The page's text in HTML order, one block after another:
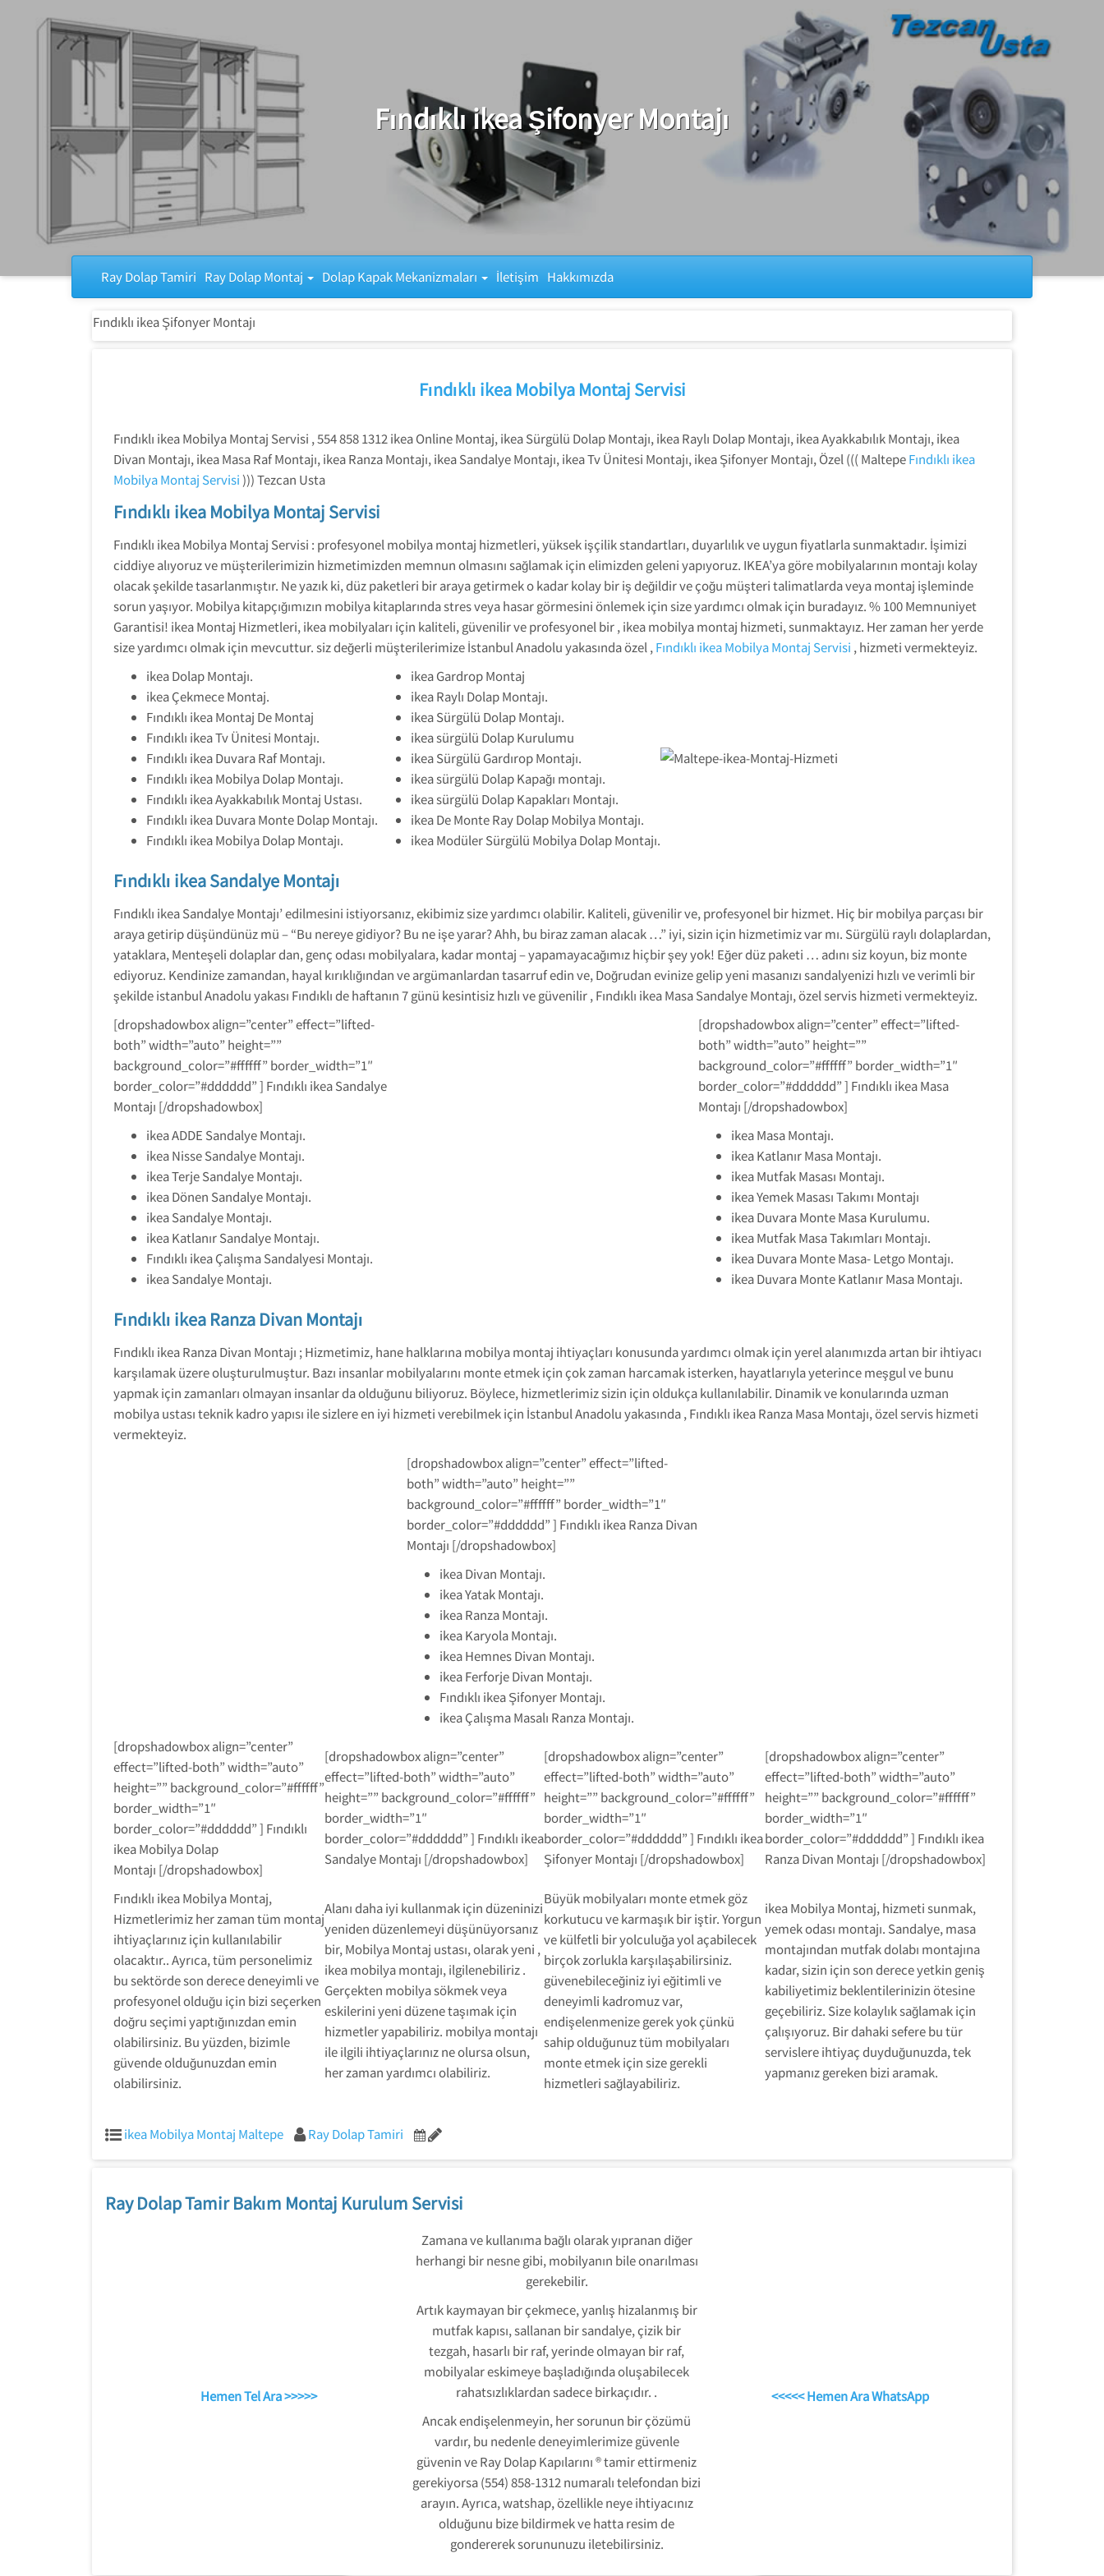
Fındıklı ikea Şifonyer Montajı
Ray Dolap Tamiri Ray Dolap Montaj Dolap Kapak Mekanizmaları İletişim Hakkımızda
Fındıklı ikea Şifonyer Montajı
Fındıklı ikea Mobilya Montaj Servisi
Fındıklı ikea Mobilya Montaj Servisi , 554 858 1312 ikea Online Montaj, ikea Sürgülü Dolap Montajı, ikea Raylı Dolap Montajı, ikea Ayakkabılık Montajı, ikea
Divan Montajı, ikea Masa Raf Montajı, ikea Ranza Montajı, ikea Sandalye Montajı, ikea Tv Ünitesi Montajı, ikea Şifonyer Montajı, Özel ((( MaltepeFındıklı ikea
Mobilya Montaj Servisi))) Tezcan Usta
Fındıklı ikea Mobilya Montaj Servisi
Fındıklı ikea Mobilya Montaj Servisi : profesyonel mobilya montaj hizmetleri, yüksek işçilik standartları, duyarlılık ve uygun fiyatlarla sunmaktadır. İşimizi
ciddiye alıyoruz ve müşterilerimizin hizmetimizden memnun olmasını sağlamak için elimizden geleni yapıyoruz. IKEA’ya göre mobilyalarının montajı kolay
olacak şekilde tasarlanmıştır. Ne yazık ki, düz paketleri bir araya getirmek o kadar kolay bir iş değildir ve çoğu müşteri talimatlarda veya montaj işleminde
sorun yaşıyor. Mobilya kitapçığımızın mobilya kitaplarında stres veya hasar görmesini önlemek için size yardımcı olmak için buradayız. % 100 Memnuniyet
Garantisi! ikea Montaj Hizmetleri, ikea mobilyaları için kaliteli, güvenilir ve profesyonel bir , ikea mobilya montaj hizmeti, sunmaktayız. Her zaman her yerde
size yardımcı olmak için mevcuttur. siz değerli müşterilerimize İstanbul Anadolu yakasında özel , Fındıklı ikea Mobilya Montaj Servisi , hizmeti vermekteyiz.
ikea Dolap Montajı.
ikea Çekmece Montaj.
Fındıklı ikea Montaj De Montaj
Fındıklı ikea Tv Ünitesi Montajı.
Fındıklı ikea Duvara Raf Montajı.
Fındıklı ikea Mobilya Dolap Montajı.
Fındıklı ikea Ayakkabılık Montaj Ustası.
Fındıklı ikea Duvara Monte Dolap Montajı.
Fındıklı ikea Mobilya Dolap Montajı.
ikea Gardrop Montaj
ikea Raylı Dolap Montajı.
ikea Sürgülü Dolap Montajı.
ikea sürgülü Dolap Kurulumu
ikea Sürgülü Gardırop Montajı.
ikea sürgülü Dolap Kapağı montajı.
ikea sürgülü Dolap Kapakları Montajı.
ikea De Monte Ray Dolap Mobilya Montajı.
ikea Modüler Sürgülü Mobilya Dolap Montajı.
Fındıklı ikea Sandalye Montajı
Fındıklı ikea Sandalye Montajı’ edilmesini istiyorsanız, ekibimiz size yardımcı olabilir. Kaliteli, güvenilir ve, profesyonel bir hizmet. Hiç bir mobilya parçası bir
araya getirip düşündünüz mü – “Bu nereye gidiyor? Bu ne işe yarar? Ahh, bu biraz zaman alacak …” iyi, sizin için hizmetimiz var mı. Sürgülü raylı dolaplardan,
yataklara, Menteşeli dolaplar dan, genç odası mobilyalara, kadar montaj – yapamayacağımız hiçbir şey yok! Eğer düz paketi … adını siz koyun, biz monte
ediyoruz. Kendinize zamandan, hayal kırıklığından ve argümanlardan tasarruf edin ve, Doğrudan evinize gelip yeni masanızı sandalyenizi hızlı ve verimli bir
şekilde istanbul Anadolu yakası Fındıklı de haftanın 7 günü kesintisiz hızlı ve güvenilir , Fındıklı ikea Masa Sandalye Montajı, özel servis hizmeti vermekteyiz.
[dropshadowbox align=”center” effect=”lifted-
both” width=”auto” height=””
background_color=”#ffffff” border_width=”1″
border_color=”#dddddd” ] Fındıklı ikea Sandalye
Montajı [/dropshadowbox]
ikea ADDE Sandalye Montajı.
ikea Nisse Sandalye Montajı.
ikea Terje Sandalye Montajı.
ikea Dönen Sandalye Montajı.
ikea Sandalye Montajı.
ikea Katlanır Sandalye Montajı.
Fındıklı ikea Çalışma Sandalyesi Montajı.
ikea Sandalye Montajı.
[dropshadowbox align=”center” effect=”lifted-
both” width=”auto” height=””
background_color=”#ffffff” border_width=”1″
border_color=”#dddddd” ] Fındıklı ikea Masa
Montajı [/dropshadowbox]
ikea Masa Montajı.
ikea Katlanır Masa Montajı.
ikea Mutfak Masası Montajı.
ikea Yemek Masası Takımı Montajı
ikea Duvara Monte Masa Kurulumu.
ikea Mutfak Masa Takımları Montajı.
ikea Duvara Monte Masa- Letgo Montajı.
ikea Duvara Monte Katlanır Masa Montajı.
Fındıklı ikea Ranza Divan Montajı
Fındıklı ikea Ranza Divan Montajı ; Hizmetimiz, hane halklarına mobilya montaj ihtiyaçları konusunda yardımcı olmak için yerel alanımızda artan bir ihtiyacı
karşılamak üzere oluşturulmuştur. Bazı insanlar mobilyalarını monte etmek için çok zaman harcamak isterken, hayatlarıyla yeterince meşgul ve bunu
yapmak için zamanları olmayan insanlar da olduğunu biliyoruz. Böylece, hizmetlerimiz sizin için oldukça kullanılabilir. Dinamik ve konularında uzman
mobilya ustası teknik kadro yapısı ile sizlere en iyi hizmeti verebilmek için İstanbul Anadolu yakasında , Fındıklı ikea Ranza Masa Montajı, özel servis hizmeti
vermekteyiz.
[dropshadowbox align=”center” effect=”lifted-
both” width=”auto” height=””
background_color=”#ffffff” border_width=”1″
border_color=”#dddddd” ] Fındıklı ikea Ranza Divan
Montajı [/dropshadowbox]
ikea Divan Montajı.
ikea Yatak Montajı.
ikea Ranza Montajı.
ikea Karyola Montajı.
ikea Hemnes Divan Montajı.
ikea Ferforje Divan Montajı.
Fındıklı ikea Şifonyer Montajı.
ikea Çalışma Masalı Ranza Montajı.
[dropshadowbox align=”center”
effect=”lifted-both” width=”auto”
height=”” background_color=”#ffffff”
border_width=”1″
border_color=”#dddddd” ] Fındıklı
ikea Mobilya Dolap
Montajı [/dropshadowbox]
[dropshadowbox align=”center”
effect=”lifted-both” width=”auto”
height=”” background_color=”#ffffff”
border_width=”1″
border_color=”#dddddd” ] Fındıklı ikea
Sandalye Montajı [/dropshadowbox]
[dropshadowbox align=”center”
effect=”lifted-both” width=”auto”
height=”” background_color=”#ffffff”
border_width=”1″
border_color=”#dddddd” ] Fındıklı ikea
Şifonyer Montajı [/dropshadowbox]
[dropshadowbox align=”center”
effect=”lifted-both” width=”auto”
height=”” background_color=”#ffffff”
border_width=”1″
border_color=”#dddddd” ] Fındıklı ikea
Ranza Divan Montajı [/dropshadowbox]
Fındıklı ikea Mobilya Montaj,
Hizmetlerimiz her zaman tüm montaj
ihtiyaçlarınız için kullanılabilir
olacaktır.. Ayrıca, tüm personelimiz
bu sektörde son derece deneyimli ve
profesyonel olduğu için bizi seçerken
doğru seçimi yaptığınızdan emin
olabilirsiniz. Bu yüzden, bizimle
güvende olduğunuzdan emin
olabilirsiniz.
Alanı daha iyi kullanmak için düzeninizi
yeniden düzenlemeyi düşünüyorsanız
bir, Mobilya Montaj ustası, olarak yeni ,
ikea mobilya montajı, ilgilenebiliriz .
Gerçekten mobilya sökmek veya
eskilerini yeni düzene taşımak için
hizmetler yapabiliriz. mobilya montajı
ile ilgili ihtiyaçlarınız ne olursa olsun,
her zaman yardımcı olabiliriz.
Büyük mobilyaları monte etmek göz
korkutucu ve karmaşık bir iştir. Yorgun
ve külfetli bir yolculuğa yol açabilecek
birçok zorlukla karşılaşabilirsiniz.
güvenebileceğiniz iyi eğitimli ve
deneyimli kadromuz var,
endişelenmenize gerek yok çünkü
sahip olduğunuz tüm mobilyaları
monte etmek için size gerekli
hizmetleri sağlayabiliriz.
ikea Mobilya Montaj, hizmeti sunmak,
yemek odası montajı. Sandalye, masa
montajından mutfak dolabı montajına
kadar, sizin için son derece yetkin geniş
kabiliyetimiz beklentilerinizin ötesine
geçebiliriz. Size kolaylık sağlamak için
çalışıyoruz. Bir dahaki sefere bu tür
servislere ihtiyaç duyduğunuzda, tek
yapmanız gereken bizi aramak.
ikea Mobilya Montaj Maltepe Ray Dolap Tamiri
Ray Dolap Tamir Bakım Montaj Kurulum Servisi
Hemen Tel Ara >>>>>
Zamana ve kullanıma bağlı olarak yıpranan diğer
herhangi bir nesne gibi, mobilyanın bile onarılması
gerekebilir.
Artık kaymayan bir çekmece, yanlış hizalanmış bir
mutfak kapısı, sallanan bir sandalye, çizik bir
tezgah, hasarlı bir raf, yerinde olmayan bir raf,
mobilyalar eskimeye başladığında oluşabilecek
rahatsızlıklardan sadece birkaçıdır. .
Ancak endişelenmeyin, her sorunun bir çözümü
vardır, bu nedenle deneyimlerimize güvenle
güvenin ve Ray Dolap Kapılarını ® tamir ettirmeniz
gerekiyorsa (554) 858-1312 numaralı telefondan bizi
arayın. Ayrıca, watshap, özellikle neye ihtiyacınız
olduğunu bize bildirmek ve hatta resim de
gondererek sorununuzu iletebilirsiniz.
<<<<< Hemen Ara WhatsApp